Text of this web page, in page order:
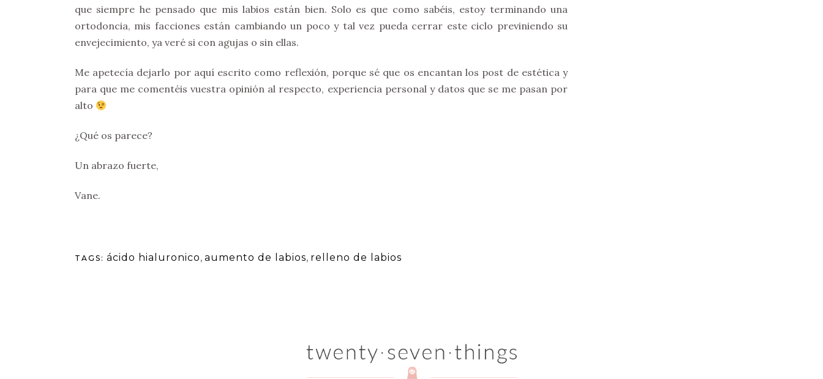
que siempre he pensado que mis labios están bien. Solo es que como sabéis, estoy terminando una
ortodoncia, mis facciones están cambiando un poco y tal vez pueda cerrar este ciclo previniendo su
envejecimiento, ya veré si con agujas o sin ellas.
Me apetecía dejarlo por aquí escrito como reflexión, porque sé que os encantan los post de estética y
para que me comentéis vuestra opinión al respecto, experiencia personal y datos que se me pasan por
alto
¿Qué os parece?
Un abrazo fuerte,
Vane.
TAGS: ácido hialuronico, aumento de labios, relleno de labios